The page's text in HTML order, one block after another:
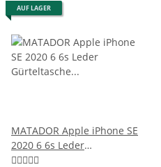
AUF LAGER
MATADOR Apple iPhone SE
2020 6 6s Leder
Gürteltasche Quer Braun